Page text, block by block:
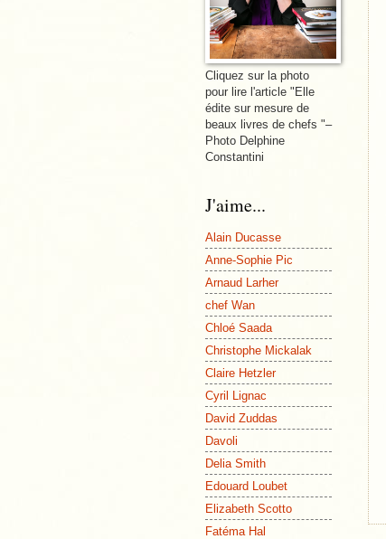
Cliquez sur la photo
pour lire l'article "Elle
édite sur mesure de
beaux livres de chefs "–
Photo Delphine
Constantini
J'aime...
Alain Ducasse
Anne-Sophie Pic
Arnaud Larher
chef Wan
Chloé Saada
Christophe Mickalak
Claire Hetzler
Cyril Lignac
David Zuddas
Davoli
Delia Smith
Edouard Loubet
Elizabeth Scotto
Fatéma Hal